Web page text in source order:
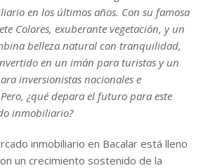
en los últimos años. Con su famosa
Colores, exuberante vegetación, y un
belleza natural con tranquilidad,
en un imán para turistas y un
inversionistas nacionales e
¿qué depara el futuro para este
inmobiliario?
inmobiliario en Bacalar está lleno
un crecimiento sostenido de la